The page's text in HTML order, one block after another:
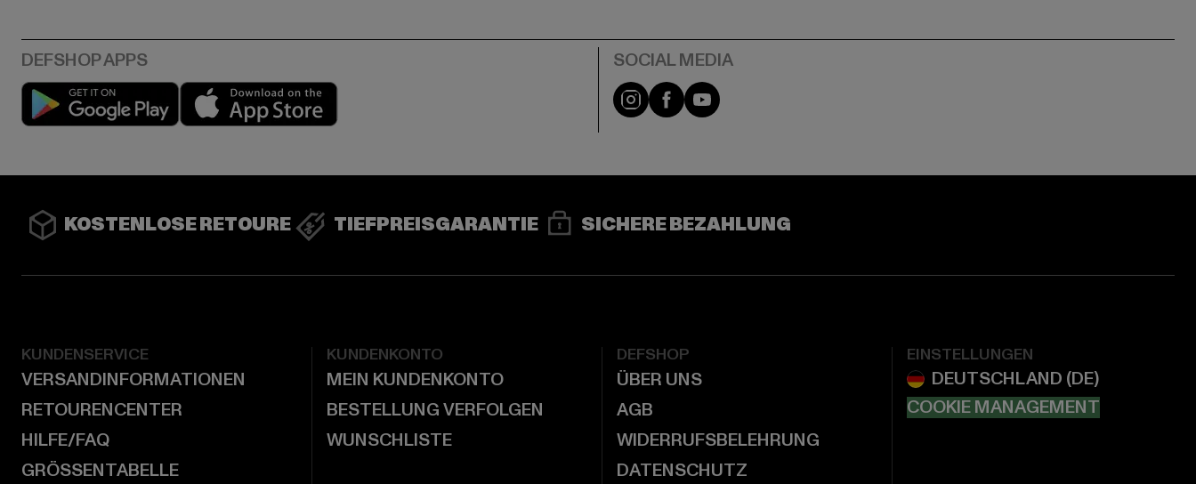
Play market Instagram
FacebookYouTube
KOSTENLOSE RETOURE TIEFPREISGARANTIE SICHERE BEZAHLUNG
KUNDENSERVICE
VERSANDINFORMATIONEN
RETOURENCENTER
HILFE/FAQ
GRÖSSENTABELLE
KUNDENKONTO
MEIN KUNDENKONTO
BESTELLUNG VERFOLGEN
WUNSCHLISTE
DEFSHOP
ÜBER UNS
AGB
WIDERRUFSBELEHRUNG
DATENSCHUTZ
EINSTELLUNGEN
COOKIE MANAGEMENT